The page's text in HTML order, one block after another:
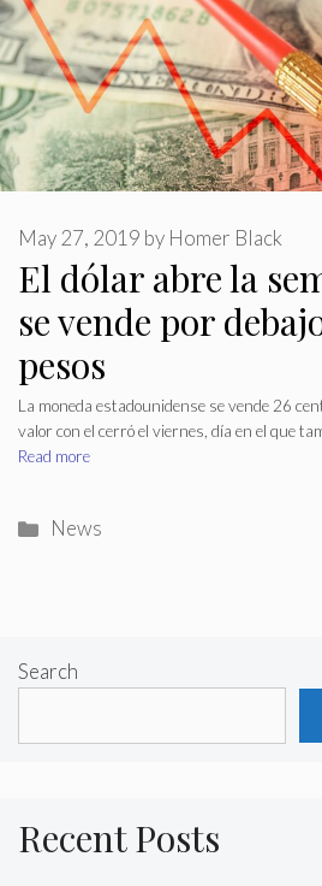
El dólar abre la
se vende por
pesos
May 27, 2019 by Homer Black
La moneda estadounidense se vende 26
valor con el cerró el viernes, día en el que
Read more
Categories
News
Search
Recent Posts